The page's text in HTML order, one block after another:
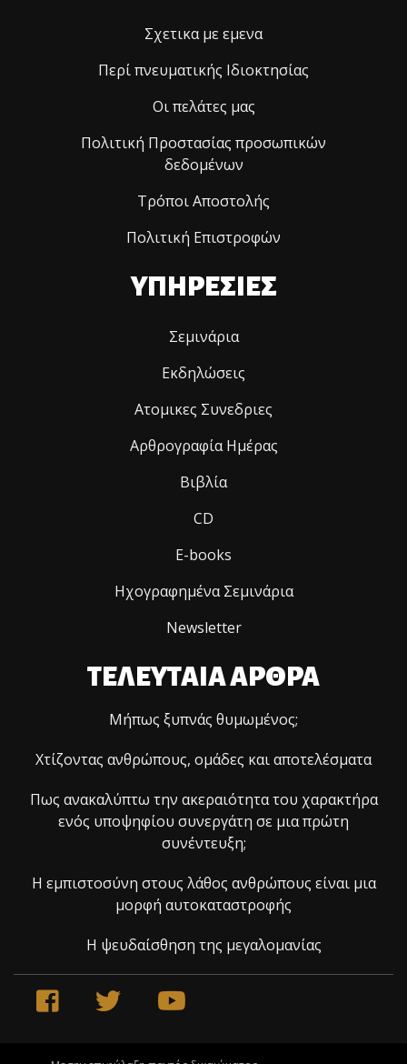
Σχετικα με εμενα
Περί πνευματικής Ιδιοκτησίας
Οι πελάτες μας
Πολιτική Προστασίας προσωπικών
δεδομένων
Τρόποι Αποστολής
Πολιτική Επιστροφών
ΥΠΗΡΕΣΙΕΣ
Σεμινάρια
Εκδηλώσεις
Ατομικες Συνεδριες
Αρθρογραφία Ημέρας
Βιβλία
CD
E-books
Ηχογραφημένα Σεμινάρια
Newsletter
ΤΕΛΕΥΤΑΙΑ ΑΡΘΡΑ
Μήπως ξυπνάς θυμωμένος;
Χτίζοντας ανθρώπους, ομάδες και αποτελέσματα
Πως ανακαλύπτω την ακεραιότητα του χαρακτήρα
ενός υποψηφίου συνεργάτη σε μια πρώτη
συνέντευξη;
Η εμπιστοσύνη στους λάθος ανθρώπους είναι μια
μορφή αυτοκαταστροφής
Η ψευδαίσθηση της μεγαλομανίας